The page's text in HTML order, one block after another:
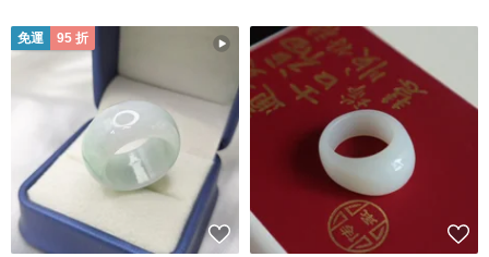
免運 95 折